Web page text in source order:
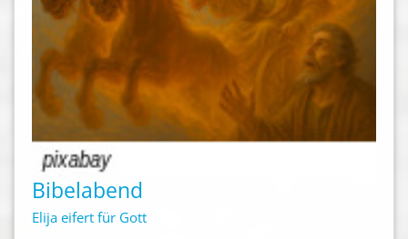
Bibelabend
Elija eifert für Gott